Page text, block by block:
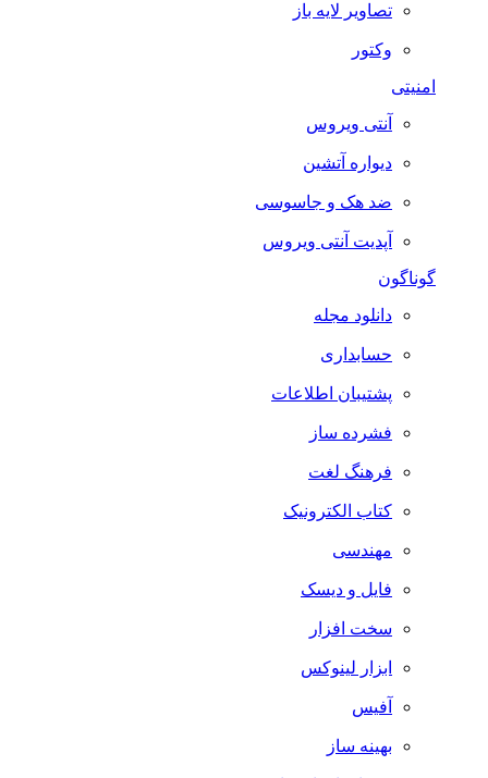
تصاویر لایه باز
وکتور
امنیتی
آنتی ویروس
دیواره آتشین
ضد هک و جاسوسی
آپدیت آنتی ویروس
گوناگون
دانلود مجله
حسابداری
پشتیبان اطلاعات
فشرده ساز
فرهنگ لغت
کتاب الکترونیک
مهندسی
فایل و دیسک
سخت افزار
ابزار لینوکس
آفیس
بهینه ساز